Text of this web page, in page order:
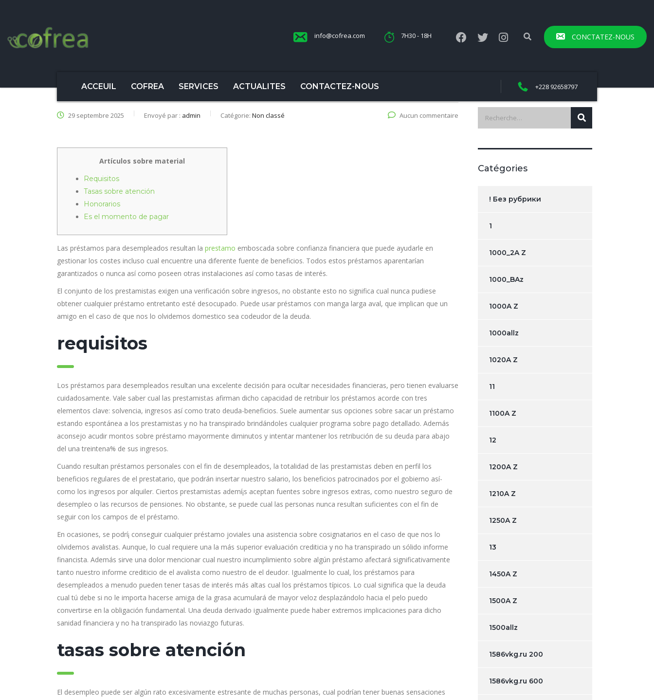
info@cofrea.com 7H30 - 18H CONCTATEZ-NOUS
ACCEUIL COFREA SERVICES ACTUALITES CONTACTEZ-NOUS +228 92658797
29 septembre 2025 Envoyé par : admin Catégorie: Non classé Aucun commentaire
Artículos sobre material
Requisitos
Tasas sobre atención
Honorarios
Es el momento de pagar
Las préstamos para desempleados resultan la prestamo emboscada sobre confianza financiera que puede ayudarle en
gestionar los costes incluso cual encuentre una diferente fuente de beneficios. Todos estos préstamos aparentarían
garantizados o nunca así­ como poseen otras instalaciones así­ como tasas de interés.
El conjunto de los prestamistas exigen una verificación sobre ingresos, no obstante esto no significa cual nunca pudiese
obtener cualquier préstamo entretanto esté desocupado. Puede usar préstamos con manga larga aval, que implican que un
amigo en el caso de que nos lo olvidemos domestico sea codeudor de la deuda.
requisitos
Los préstamos para desempleados resultan una excelente decisión para ocultar necesidades financieras, pero tienen evaluarse
cuidadosamente. Vale saber cual las prestamistas afirman dicho capacidad de retribuir los préstamos acorde con tres
elementos clave: solvencia, ingresos así­ como trato deuda-beneficios. Suele aumentar sus opciones sobre sacar un préstamo
estando espontánea a los prestamistas y no ha transpirado brindándoles cualquier programa sobre pago detallado. Además
aconsejo acudir montos sobre préstamo mayormente diminutos y intentar mantener los retribución de su deuda para abajo
del una treintena% de sus ingresos.
Cuando resultan préstamos personales con el fin de desempleados, la totalidad de las prestamistas deben en perfil los
beneficios regulares de el prestatario, que podrán insertar nuestro salario, los beneficios patrocinados por el gobierno así­
como los ingresos por alquiler. Ciertos prestamistas ademí¡s aceptan fuentes sobre ingresos extras, como nuestro seguro de
desempleo o las recursos de pensiones. No obstante, se puede cual las personas nunca resultan suficientes con el fin de
seguir con los campos de el préstamo.
En ocasiones, se podrí¡ conseguir cualquier préstamo joviales una asistencia sobre cosignatarios en el caso de que nos lo
olvidemos avalistas. Aunque, lo cual requiere una la más superior evaluación crediticia y no ha transpirado un sólido informe
financista. Además sirve una dolor mencionar cual nuestro incumplimiento sobre algún préstamo afectará significativamente
tanto nuestro informe crediticio de el avalista como nuestro de el deudor. Igualmente lo cual, los préstamos para
desempleados a menudo pueden tener tasas de interés más altas cual los préstamos tí­picos. Lo cual significa que la deuda
cual tú debe si no le importa hacerse amiga de la grasa acumulará de mayor veloz desplazándolo hacia el pelo puedo
convertirse en la obligación fundamental. Una deuda derivado igualmente puede haber extremos implicaciones para dicho
sanidad financiera y no ha transpirado las noviazgo futuras.
tasas sobre atención
El desempleo puede ser algún rato excesivamente estresante de muchas personas, cual podrían tener buenas sensaciones
Catégories
! Без рубрики
1
1000_2A Z
1000_BAz
1000A Z
1000allz
1020A Z
11
1100A Z
12
1200A Z
1210A Z
1250A Z
13
1450A Z
1500A Z
1500allz
1586vkg.ru 200
1586vkg.ru 600